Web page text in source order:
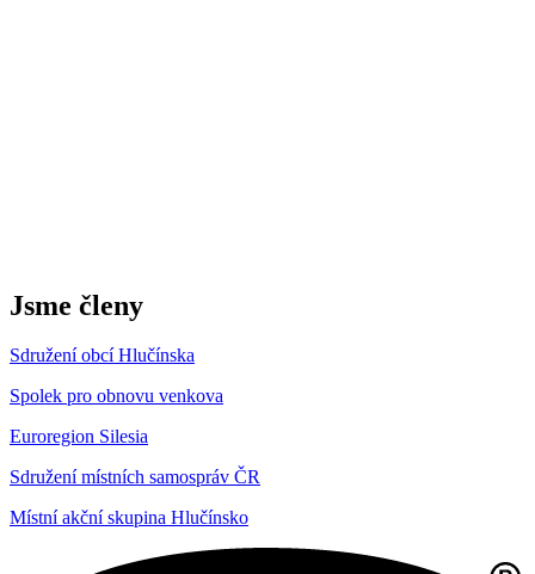
Jsme členy
Sdružení obcí Hlučínska
Spolek pro obnovu venkova
Euroregion Silesia
Sdružení místních samospráv ČR
Místní akční skupina Hlučínsko